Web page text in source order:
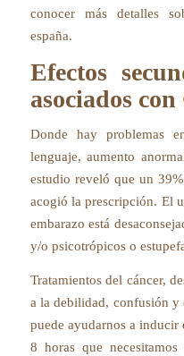
conocer más detalles
españa.
Efectos
asociados
Donde hay problemas
lenguaje, aumento
estudio reveló que un
acogió la prescripción. El
embarazo está
y/o psicotrópicos o
Tratamientos del cáncer,
a la debilidad, confusión y
puede ayudarnos a inducir
8 horas que